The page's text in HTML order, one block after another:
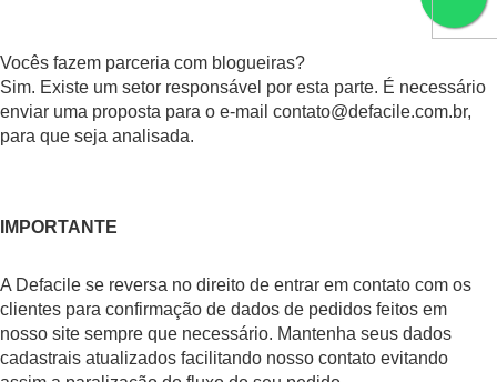
Vocês fazem parceria com blogueiras?
Sim. Existe um setor responsável por esta parte. É necessário
enviar uma proposta para o e-mail contato@defacile.com.br,
para que seja analisada.
IMPORTANTE
A Defacile se reversa no direito de entrar em contato com os
clientes para confirmação de dados de pedidos feitos em
nosso site sempre que necessário. Mantenha seus dados
cadastrais atualizados facilitando nosso contato evitando